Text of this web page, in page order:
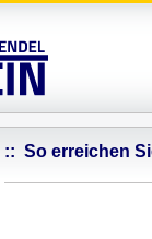
:: So erreichen